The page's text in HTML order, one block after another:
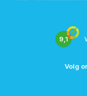
9,1
Volg